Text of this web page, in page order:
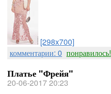
[298x700]
комментарии: 0 понравилось!
Платье "Фрейя"
20-06-2017 20:23